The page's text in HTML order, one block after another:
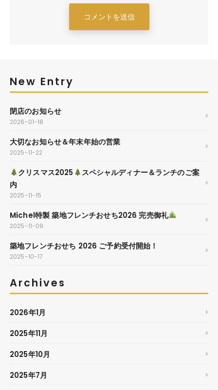
New Entry
閉店のお知らせ
2026-01-18
大切なお知らせ＆年末年始の営業
2025-11-22
クリスマス2025
スペシャルディナー＆ランチのご案
内
2025-11-15
Michel特製 築地フレンチおせち2026 完売御礼
2025-11-09
築地フレンチおせち 2026 ご予約受付開始！
2025-10-17
Archives
2026年1月
2025年11月
2025年10月
2025年7月